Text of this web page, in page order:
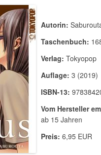
Autorin:
Taschenbuch:
Verlag: Tokyopop
Auflage: 3 (2019)
ISBN-13:
Vom Hersteller
ab 15 Jahren
Preis: 6,95 EUR